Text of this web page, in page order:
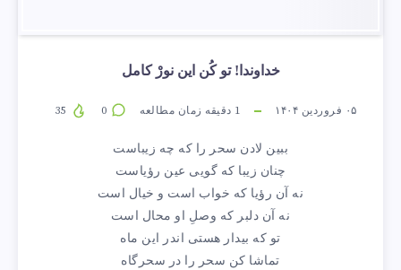
خداوندا! تو کُن این نورْ کامل
۰۵ فروردین ۱۴۰۴ 1 دقیقه زمان مطالعه 0
ببین لادن سحر را که چه زیباست
چنان زیبا که گویی عین رؤیاست
نه آن رؤیا که خواب است و خیال است
نه آن دلبر که وصلِ او محال است
تو که بیدار هستی اندر این ماه
تماشا کن سحر را در سحرگاه